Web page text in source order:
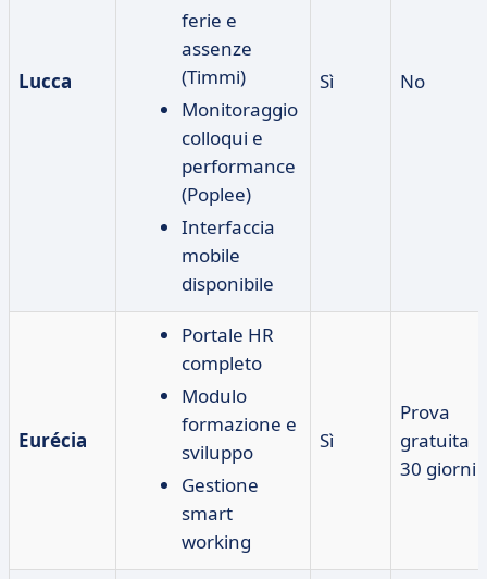
Lucca
ferie e
assenze
(Timmi)
Monitoraggio
colloqui e
performance
(Poplee)
Interfaccia
mobile
disponibile
Sì No
Eurécia
Portale HR
completo
Modulo
formazione e
sviluppo
Gestione
smart
working
Sì
Prova
gratuita
30 giorni